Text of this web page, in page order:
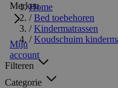
Merken
Mijn
account
Home
/ Bed toebehoren
/ Kindermatrassen
/ Koudschuim
Filteren
Categorie